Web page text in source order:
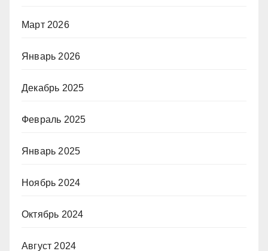
Март 2026
Январь 2026
Декабрь 2025
Февраль 2025
Январь 2025
Ноябрь 2024
Октябрь 2024
Август 2024